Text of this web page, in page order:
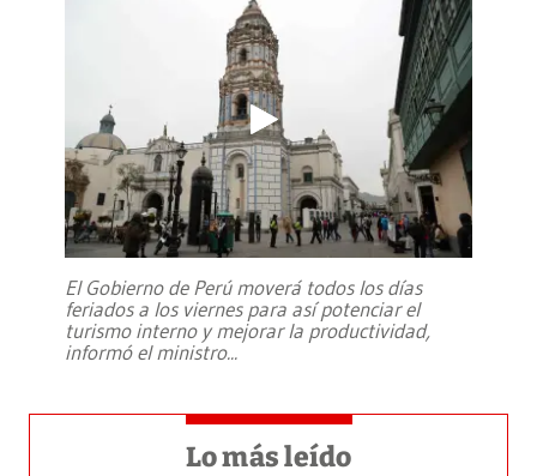
El Gobierno de Perú moverá todos los días
feriados a los viernes para así potenciar el
turismo interno y mejorar la productividad,
informó el ministro...
Lo más leído